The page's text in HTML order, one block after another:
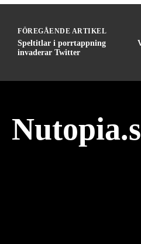
FÖREGÅENDE ARTIKEL
Speltitlar i porrtappning
invaderar Twitter